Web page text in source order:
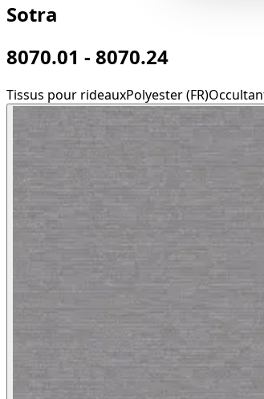
Sotra
8070.01 - 8070.24
Tissus pour rideauxPolyester (FR)